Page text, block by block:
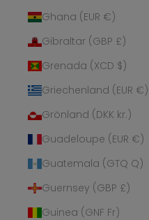
Ghana (EUR €)
Gibraltar (GBP £)
Grenada (XCD $)
Griechenland (EUR €)
Grönland (DKK kr.)
Guadeloupe (EUR €)
Guatemala (GTQ Q)
Guernsey (GBP £)
Guinea (GNF Fr)